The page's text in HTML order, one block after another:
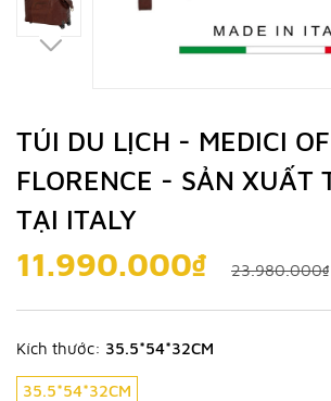
TÚI DU LỊCH - MEDICI OF
FLORENCE - SẢN XUẤT
TẠI ITALY
11.990.000₫ 23.980.000₫
Kích thước: 35.5*54*32CM
35.5*54*32CM